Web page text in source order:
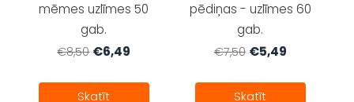
mēmes uzlīmes 50
gab.
€8,50 €6,49
Skatīt
pēdiņas - uzlīmes 60
gab.
€7,50 €5,49
Skatīt